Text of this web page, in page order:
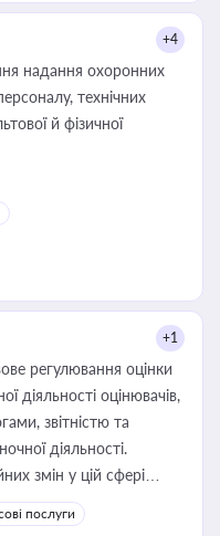
+4
надання охоронних
технічних
й фізичної
+1
регулювання оцінки
діяльності оцінювачів,
звітністю та
діяльності.
змін у цій сфері
юриста або
приватизації, оренди
послуги